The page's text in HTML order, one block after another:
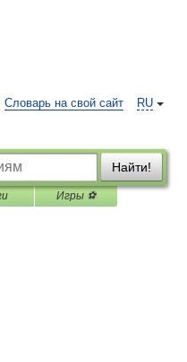
RU
Словарь на свой сайт
Найти!
Игры ⚽